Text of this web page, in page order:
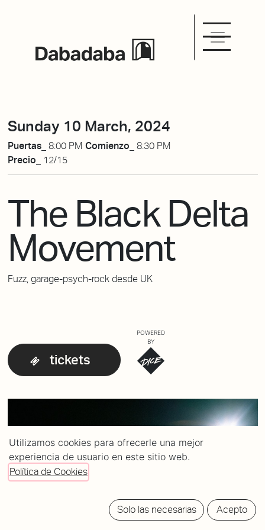
Sunday 10 March, 2024
Puertas_ 8:00 PM Comienzo_ 8:30 PM
Precio_
12/15
The Black Delta
Movement
Fuzz, garage-psych-rock desde UK
tickets
POWERED
BY
Utilizamos cookies para ofrecerle una mejor
experiencia de usuario en este sitio web.
Política de Cookies
Solo las necesarias Acepto